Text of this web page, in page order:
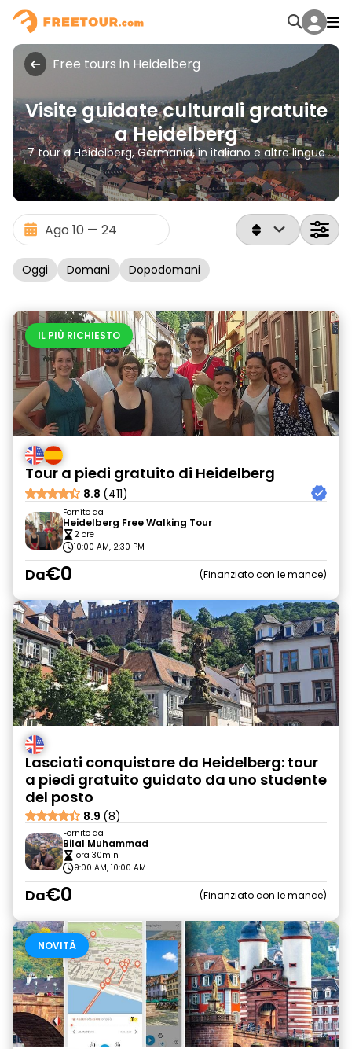
Free tours in Heidelberg
Visite guidate culturali gratuite
a Heidelberg
7 tour a Heidelberg, Germania, in italiano e altre lingue
Oggi Domani Dopodomani
IL PIÙ RICHIESTO
Tour a piedi gratuito di Heidelberg
8.8 (411)
Fornito da
Heidelberg Free Walking Tour
2 ore
10:00 AM, 2:30 PM
Da€0 Finanziato con le mance
Lasciati conquistare da Heidelberg: tour
a piedi gratuito guidato da uno studente
del posto
8.9 (8)
Fornito da
Bilal Muhammad
1ora 30min
9:00 AM, 10:00 AM
Da€0 Finanziato con le mance
NOVITÀ